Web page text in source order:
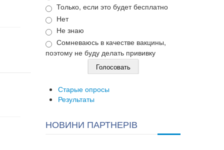
Только, если это будет бесплатно
Нет
Не знаю
Сомневаюсь в качестве вакцины,
поэтому не буду делать прививку
Старые опросы
Результаты
НОВИНИ ПАРТНЕРІВ